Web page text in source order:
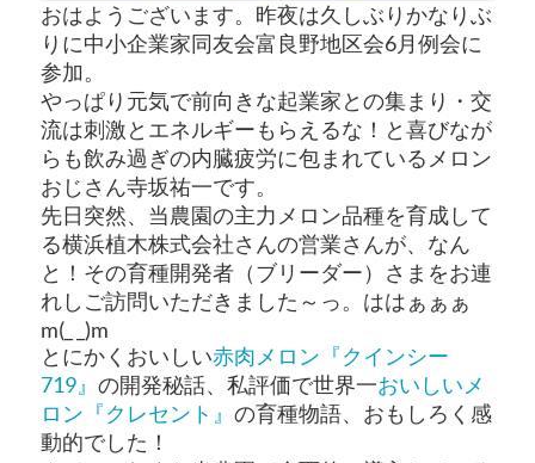
おはようございます。昨夜は久しぶりかなりぶ
りに中小企業家同友会富良野地区会6月例会に
参加。
やっぱり元気で前向きな起業家との集まり・交
流は刺激とエネルギーもらえるな！と喜びなが
らも飲み過ぎの内臓疲労に包まれているメロン
おじさん寺坂祐一です。
先日突然、当農園の主力メロン品種を育成して
る横浜植木株式会社さんの営業さんが、なん
と！その育種開発者（ブリーダー）さまをお連
れしご訪問いただきました～っ。ははぁぁぁ
m(_ _)m
とにかくおいしい赤肉メロン『クインシー
719』 の開発秘話、私評価で世界一おいしいメ
ロン『クレセント』 の育種物語、おもしろく感
動的でした！